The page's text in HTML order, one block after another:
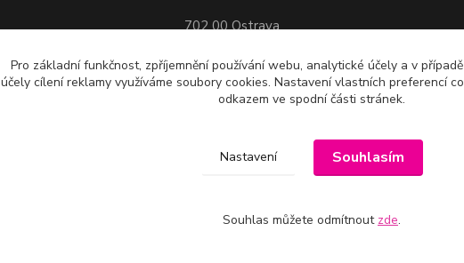
702 00 Ostrava
IČ: 09674799
Pro základní funkčnost, zpříjemnění používání webu, analytické účely a v
účely cílení reklamy využíváme soubory cookies. Nastavení vlastních preferencí
odkazem ve spodní části stránek.
Nastavení Souhlasím
Souhlas můžete odmítnout zde.